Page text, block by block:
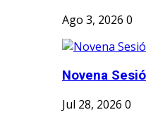
Ago 3, 2026 0
Novena
Jul 28, 2026 0